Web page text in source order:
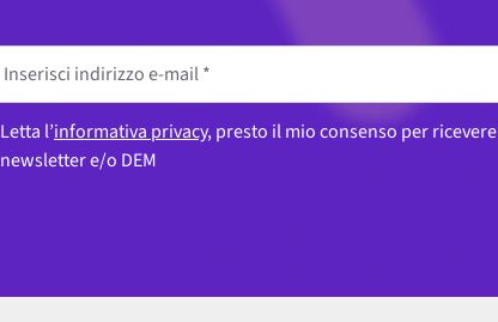
Letta l’informativa privacy, presto il mio consenso per ricevere
newsletter e/o DEM